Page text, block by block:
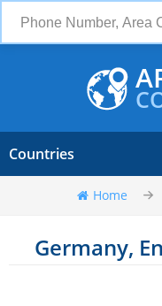
Countries
Home
Germany,